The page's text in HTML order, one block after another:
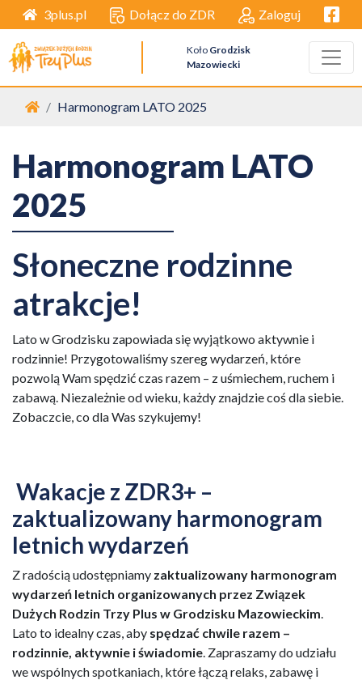
3plus.pl Dołącz do ZDR Zaloguj
Koło Grodzisk
Mazowiecki
Strona główna
Harmonogram LATO 2025
Harmonogram LATO
2025
Słoneczne rodzinne
atrakcje!
Lato w Grodzisku zapowiada się wyjątkowo aktywnie i
rodzinnie! Przygotowaliśmy szereg wydarzeń, które
pozwolą Wam spędzić czas razem – z uśmiechem, ruchem i
zabawą. Niezależnie od wieku, każdy znajdzie coś dla siebie.
Zobaczcie, co dla Was szykujemy!
Wakacje z ZDR3+ –
zaktualizowany harmonogram
letnich wydarzeń
Z radością udostępniamy zaktualizowany harmonogram
wydarzeń letnich organizowanych przez Związek
Dużych Rodzin Trzy Plus w Grodzisku Mazowieckim.
Lato to idealny czas, aby spędzać chwile razem –
rodzinnie, aktywnie i świadomie. Zapraszamy do udziału
we wspólnych spotkaniach, które łączą relaks, zabawę i